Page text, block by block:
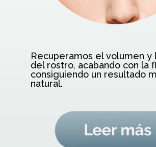
Recuperamos el volumen y
del rostro, acabando con la
consiguiendo un resultado
natural.